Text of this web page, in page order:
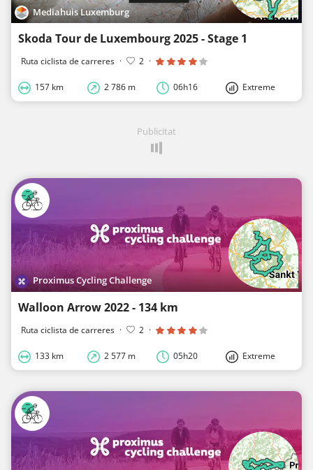
Mediahuis Luxemburg
Skoda Tour de Luxembourg 2025 - Stage 1
Ruta ciclista de carreres · 2 ·
157 km 2 786 m 06h16 Extreme
Publicitat
Proximus Cycling Challenge
Walloon Arrow 2022 - 134 km
Ruta ciclista de carreres · 2 ·
133 km 2 577 m 05h20 Extreme